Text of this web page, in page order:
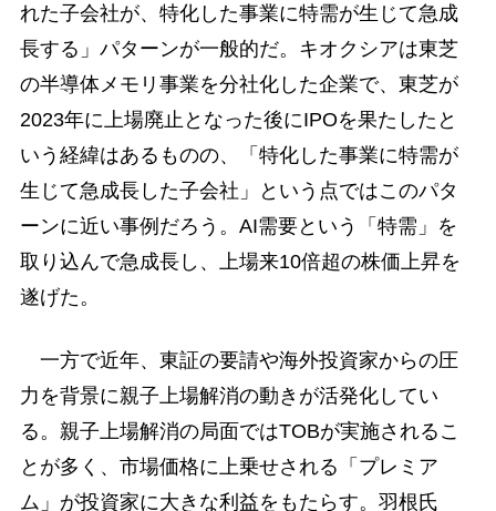
れた子会社が、特化した事業に特需が生じて急成
長する」パターンが一般的だ。キオクシアは東芝
の半導体メモリ事業を分社化した企業で、東芝が
2023年に上場廃止となった後にIPOを果たしたと
いう経緯はあるものの、「特化した事業に特需が
生じて急成長した子会社」という点ではこのパタ
ーンに近い事例だろう。AI需要という「特需」を
取り込んで急成長し、上場来10倍超の株価上昇を
遂げた。
一方で近年、東証の要請や海外投資家からの圧
力を背景に親子上場解消の動きが活発化してい
る。親子上場解消の局面ではTOBが実施されるこ
とが多く、市場価格に上乗せされる「プレミア
ム」が投資家に大きな利益をもたらす。羽根氏